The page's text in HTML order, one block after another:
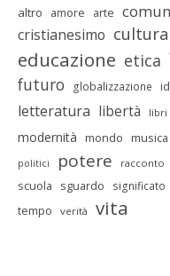
altro amore arte
cristianesimo cultura
educazione etica
futuro globalizzazione
letteratura libertà libri
modernità mondo musica
politici potere racconto
scuola sguardo significato
tempo verità vita